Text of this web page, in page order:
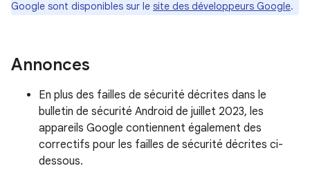
Google sont disponibles sur le site des développeurs Google.
Annonces
En plus des failles de sécurité décrites dans le
bulletin de sécurité Android de juillet 2023, les
appareils Google contiennent également des
correctifs pour les failles de sécurité décrites ci-
dessous.